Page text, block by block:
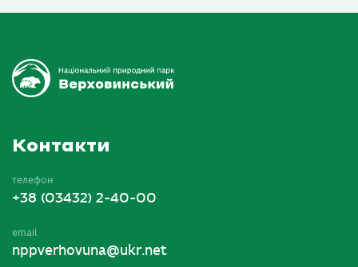
Контакти
телефон
+38 (03432) 2-40-00
email
nppverhovuna@ukr.net